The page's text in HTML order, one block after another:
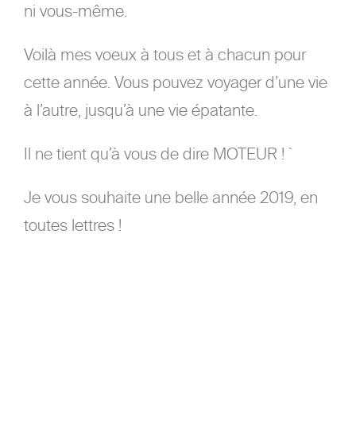
ni vous-même.
Voilà mes voeux à tous et à chacun pour
cette année. Vous pouvez voyager d’une vie
à l’autre, jusqu’à une vie épatante.
Il ne tient qu’à vous de dire MOTEUR ! `
Je vous souhaite une belle année 2019, en
toutes lettres !